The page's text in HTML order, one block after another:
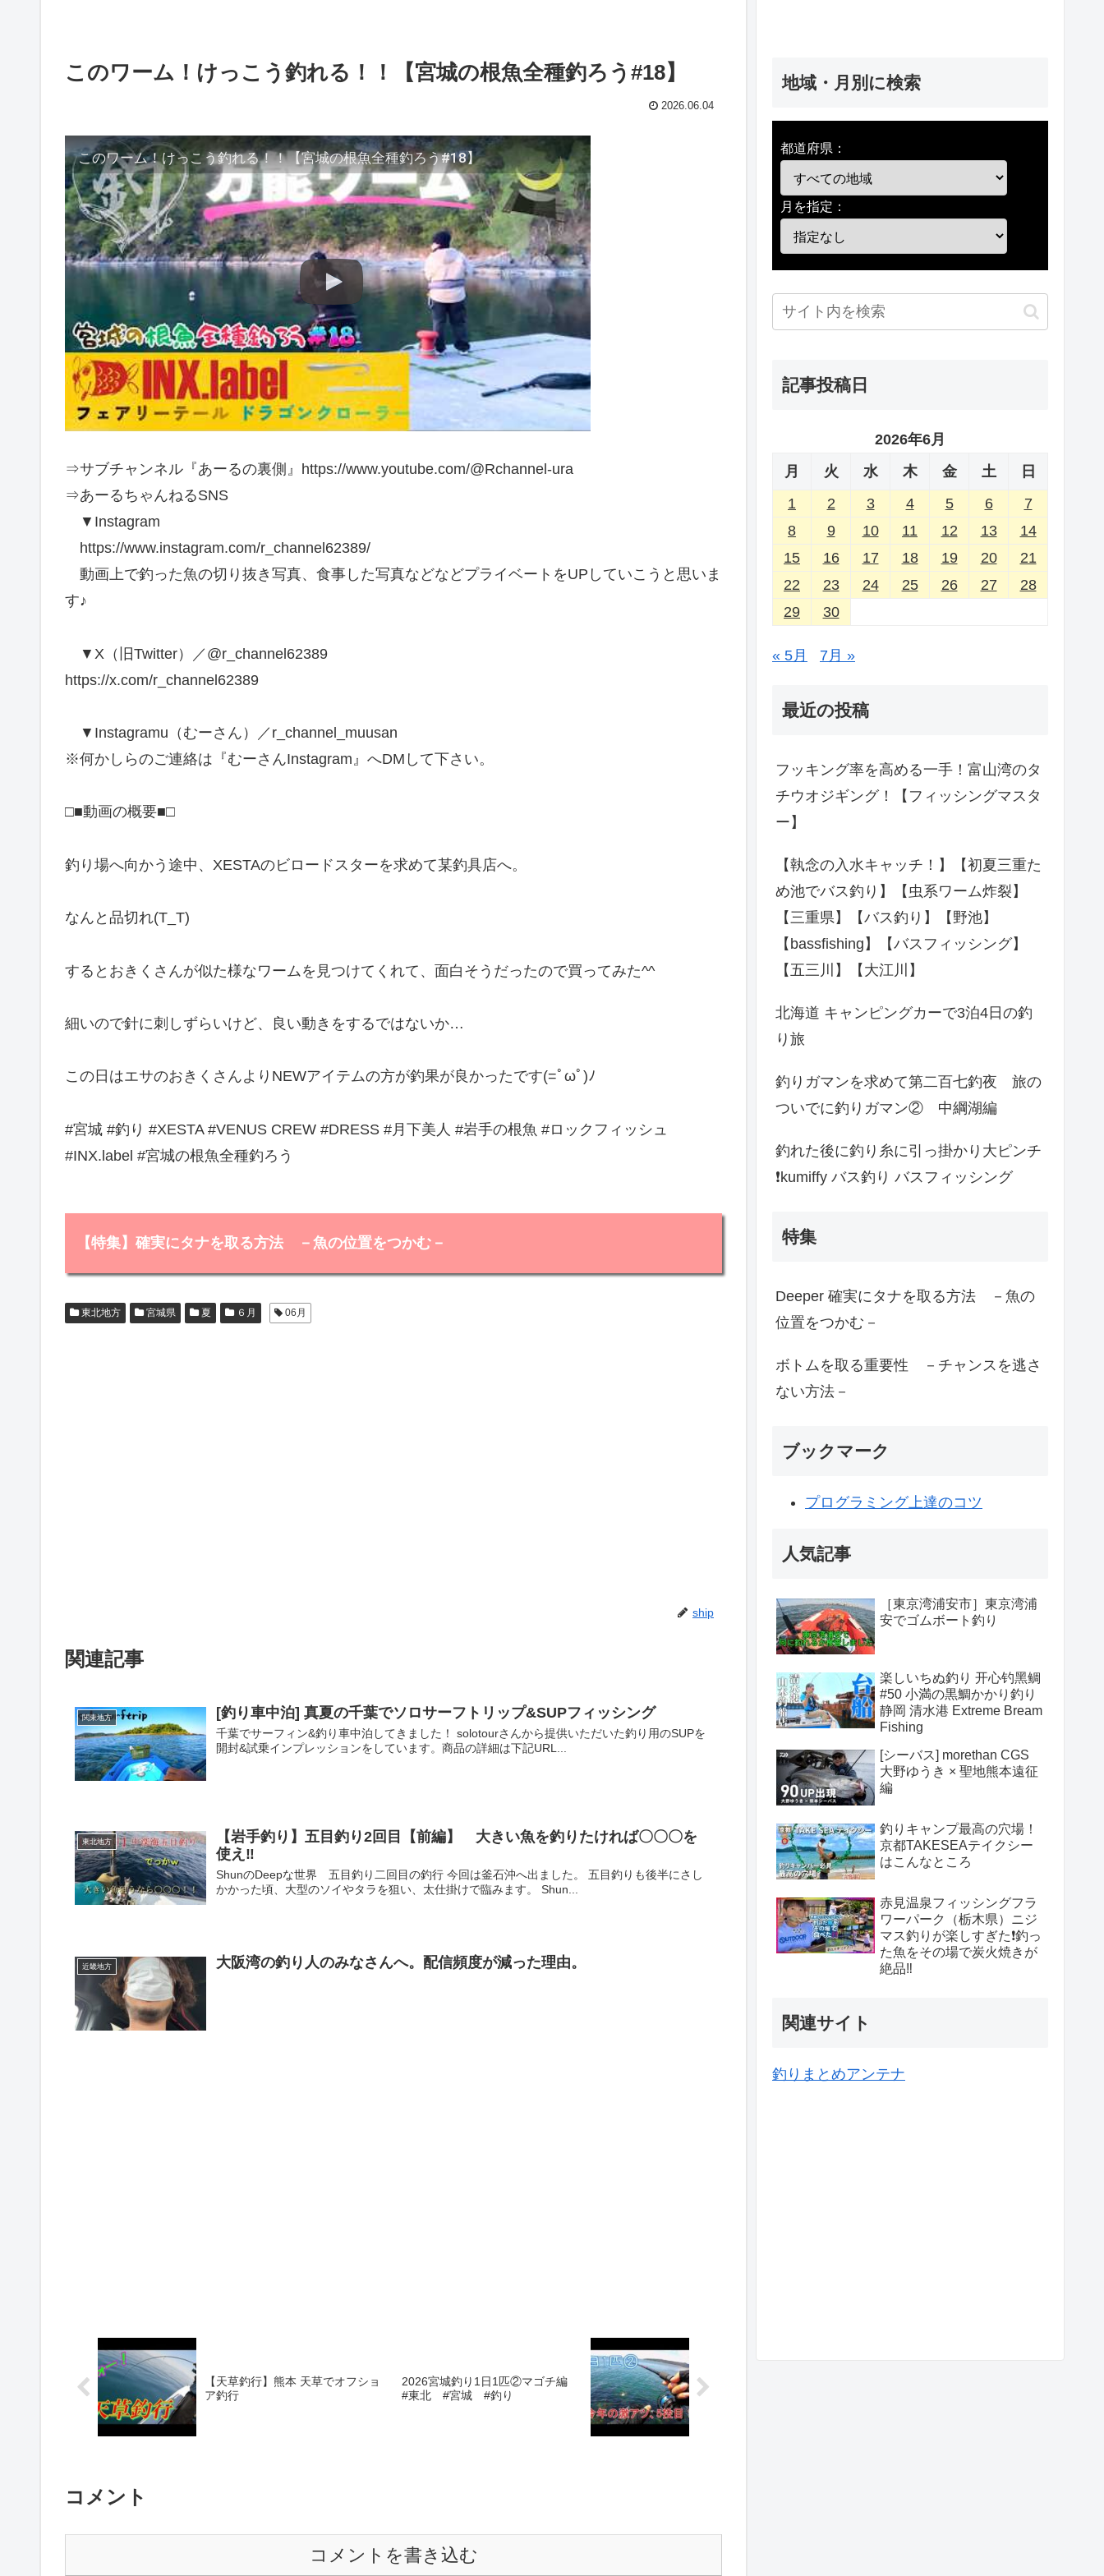
このワーム！けっこう釣れる！！【宮城の根魚全種釣ろう#18】
2026.06.04
このワーム！けっこう釣れる！！【宮城の根魚全種釣ろう#18】
⇒サブチャンネル『あーるの裏側』https://www.youtube.com/@Rchannel-ura
⇒あーるちゃんねるSNS
▼Instagram
https://www.instagram.com/r_channel62389/
動画上で釣った魚の切り抜き写真、食事した写真などなどプライベートをUPしていこうと思いま
す♪
▼X（旧Twitter）／@r_channel62389
https://x.com/r_channel62389
▼Instagramu（むーさん）／r_channel_muusan
※何かしらのご連絡は『むーさんInstagram』へDMして下さい。
□■動画の概要■□
釣り場へ向かう途中、XESTAのビロードスターを求めて某釣具店へ。
なんと品切れ(T_T)
するとおきくさんが似た様なワームを見つけてくれて、面白そうだったので買ってみた^^
細いので針に刺しずらいけど、良い動きをするではないか…
この日はエサのおきくさんよりNEWアイテムの方が釣果が良かったです(=ﾟωﾟ)ﾉ
#宮城 #釣り #XESTA #VENUS CREW #DRESS #月下美人 #岩手の根魚 #ロックフィッシュ
#INX.label #宮城の根魚全種釣ろう
【特集】確実にタナを取る方法 －魚の位置をつかむ－
東北地方 宮城県 夏 ６月 06月
ship
関連記事
関東地方 [釣り車中泊] 真夏の千葉でソロサーフトリップ&SUPフィッシング
千葉でサーフィン&釣り車中泊してきました！ solotourさんから提供いただいた釣り用のSUPを
開封&試乗インプレッションをしています。商品の詳細は下記URL...
東北地方
【岩手釣り】五目釣り2回目【前編】 大きい魚を釣りたければ〇〇〇を
使え‼
ShunのDeepな世界 五目釣り二回目の釣行 今回は釜石沖へ出ました。 五目釣りも後半にさし
かかった頃、大型のソイやタラを狙い、太仕掛けで臨みます。 Shun...
近畿地方 大阪湾の釣り人のみなさんへ。配信頻度が減った理由。
【天草釣行】熊本 天草でオフショ
ア釣行
2026宮城釣り1日1匹②マゴチ編
#東北 #宮城 #釣り
コメント
コメントを書き込む
地域・月別に検索
都道府県：
月を指定：
記事投稿日
2026年6月
月
火 水 木 金 土
日
1
2 3 4 5 6
7
8
9 10 11 12 13
14
15
16 17 18 19 20
21
22
23 24 25 26 27
28
29
30
« 5月 7月 »
最近の投稿
フッキング率を高める一手！富山湾のタ
チウオジギング！【フィッシングマスタ
ー】
【執念の入水キャッチ！】【初夏三重た
め池でバス釣り】【虫系ワーム炸裂】
【三重県】【バス釣り】【野池】
【bassfishing】【バスフィッシング】
【五三川】【大江川】
北海道 キャンピングカーで3泊4日の釣
り旅
釣りガマンを求めて第二百七釣夜 旅の
ついでに釣りガマン② 中綱湖編
釣れた後に釣り糸に引っ掛かり大ピンチ
❗️kumiffy バス釣り バスフィッシング
特集
Deeper 確実にタナを取る方法 －魚の
位置をつかむ－
ボトムを取る重要性 －チャンスを逃さ
ない方法－
ブックマーク
プログラミング上達のコツ
人気記事
［東京湾浦安市］東京湾浦
安でゴムボート釣り
楽しいちぬ釣り 开心钓黑鲷
#50 小満の黒鯛かかり釣り
静岡 清水港 Extreme Bream
Fishing
[シーバス] morethan CGS
大野ゆうき × 聖地熊本遠征
編
釣りキャンプ最高の穴場！
京都TAKESEAテイクシー
はこんなところ
赤見温泉フィッシングフラ
ワーパーク（栃木県）ニジ
マス釣りが楽しすぎた❗️釣っ
た魚をその場で炭火焼きが
絶品‼️
関連サイト
釣りまとめアンテナ